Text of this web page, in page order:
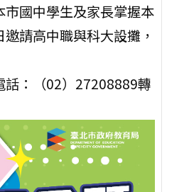
國中學生及家長掌握本
請高中職與科大設攤，
話：（02）27208889轉